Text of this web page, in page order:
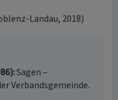
Landau, 2018)
Sagen –
Verbandsgemeinde.